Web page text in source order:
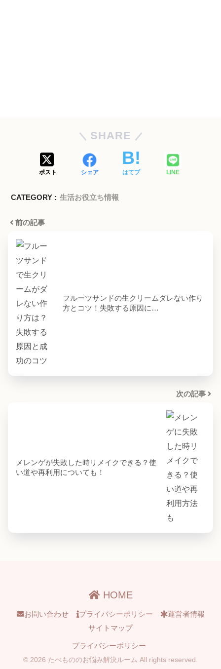
SHARE
ポスト シェア はてブ LINE
CATEGORY : 生活お役立ち情報
前の記事
フルーツサンドの生クリームダレない作り
方とコツ！失敗する原因に…
次の記事
メレンゲが失敗した時リメイクできる？使
い道や再利用についても！
HOME
お問い合わせ プライバシーポリシー
運営者情報
サイトマップ
プライバシーポリシー
© 2026 たべもののお悩み解決ルーム All rights reserved.